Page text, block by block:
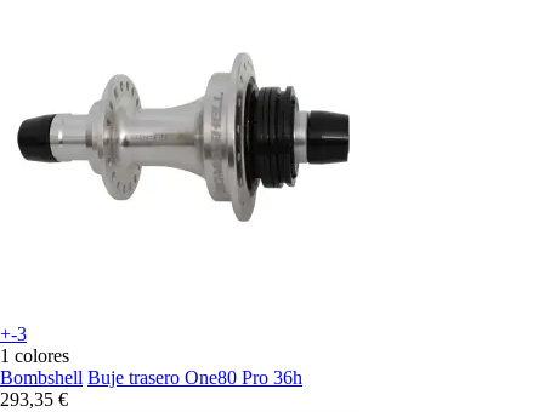
+-3
1 colores
Bombshell Buje trasero One80 Pro 36h
293,35 €